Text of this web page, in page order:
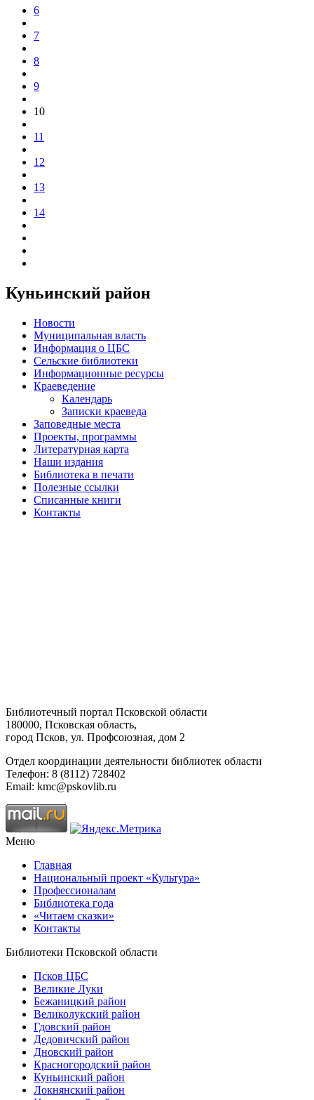
6
7
8
9
10
11
12
13
14
Куньинский район
Новости
Муниципальная власть
Информация о ЦБС
Сельские библиотеки
Информационные ресурсы
Краеведение
Календарь
Записки краеведа
Заповедные места
Проекты, программы
Литературная карта
Наши издания
Библиотека в печати
Полезные ссылки
Списанные книги
Контакты
Библиотечный портал Псковской области
180000, Псковская область,
город Псков, ул. Профсоюзная, дом 2
Отдел координации деятельности библиотек области
Телефон: 8 (8112) 728402
Email: kmc@pskovlib.ru
Меню
Главная
Национальный проект «Культура»
Профессионалам
Библиотека года
«Читаем сказки»
Контакты
Библиотеки Псковской области
Псков ЦБС
Великие Луки
Бежаницкий район
Великолукский район
Гдовский район
Дедовичский район
Дновский район
Красногородский район
Куньинский район
Локнянский район